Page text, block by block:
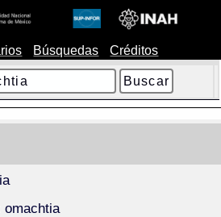
Búsquedas Créditos
omachtia